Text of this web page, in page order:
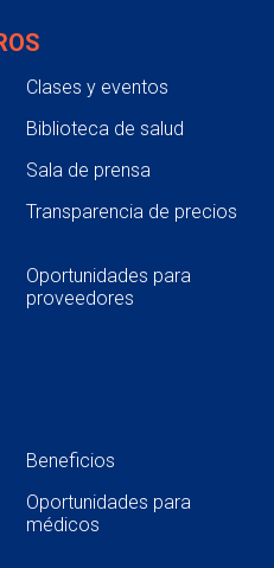
Clases y eventos
Biblioteca de salud
Sala de prensa
Transparencia de precios
Oportunidades para
proveedores
Beneficios
Oportunidades para
médicos